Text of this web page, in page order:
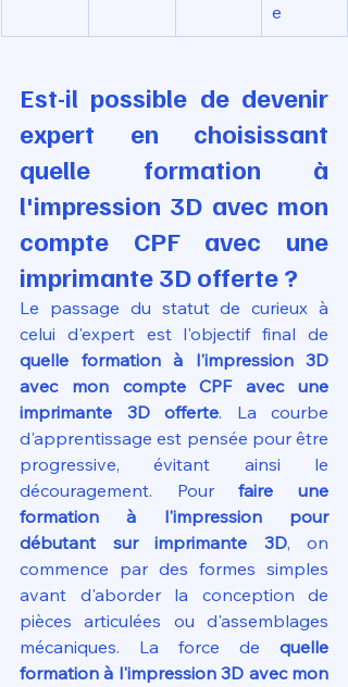
e
Est-il possible de devenir
expert en choisissant
quelle formation à
l'impression 3D avec mon
compte CPF avec une
imprimante 3D offerte ?
Le passage du statut de curieux à
quelle formation à l'impression 3D
avec mon compte CPF avec une
imprimante 3D offerte. La courbe
d'apprentissage est pensée pour être
progressive, évitant ainsi le
découragement. Pour faire une
formation à l'impression pour
débutant sur imprimante 3D, on
commence par des formes simples
avant d'aborder la conception de
pièces articulées ou d'assemblages
mécaniques. La force de quelle
formation à l'impression 3D avec mon